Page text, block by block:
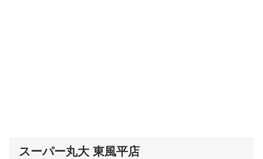
スーパー丸大 東風平店